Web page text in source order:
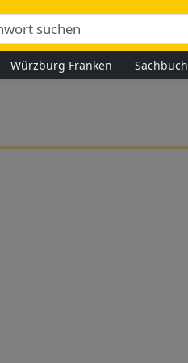
Würzburg Franken Sachbuch